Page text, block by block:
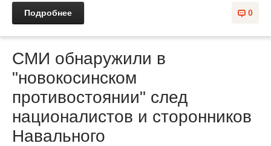
0
Подробнее
СМИ обнаружили в
"новокосинском
противостоянии" след
националистов и сторонников
Навального